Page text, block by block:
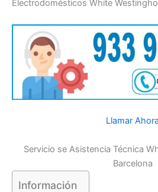
Electrodomésticos White
Llamar Ahora
Servicio se Asistencia Técnica
Barcelona
Información